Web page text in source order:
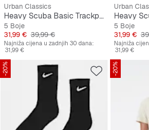
Urban Classics
Heavy Scuba Basic Trackpants
5 Boje
Cijena
31,99 € Originalna cijena
39,99 €
Najniža cijena u zadnjih 30 dana:
31,99 €
Urban
5 Boje
Cijena
31,99 €
Najniža
31,99 €
-20% -20%